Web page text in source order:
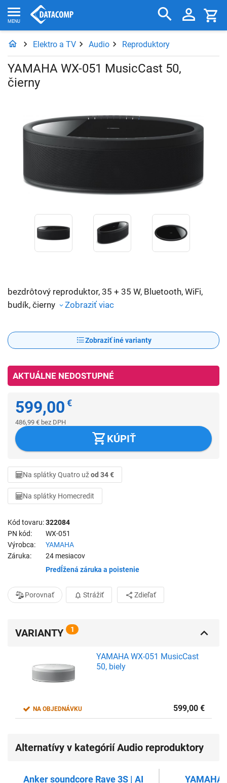
Elektro a TV Audio Reproduktory
YAMAHA WX-051 MusicCast 50,
čierny
bezdrôtový reproduktor, 35 + 35 W, Bluetooth, WiFi,
budík, čierny
Zobraziť viac
Zobraziť iné varianty
AKTUÁLNE NEDOSTUPNÉ
599,00 €
486,99 € bez DPH
KÚPIŤ
Na splátky Quatro užod 34 €
Na splátky Homecredit
Kód tovaru 322084
PN kód
WX-051
Výrobca
YAMAHA
Záruka
24 mesiacov
Predĺžená záruka a poistenie
Porovnať Strážiť Zdieľať
VARIANTY 1
NA OBJEDNÁVKU
YAMAHA WX-051 MusicCast
50, biely
599,00 €
Alternatívy v kategórií Audio reproduktory
Anker soundcore Rave 3S | AI
YAMAHA